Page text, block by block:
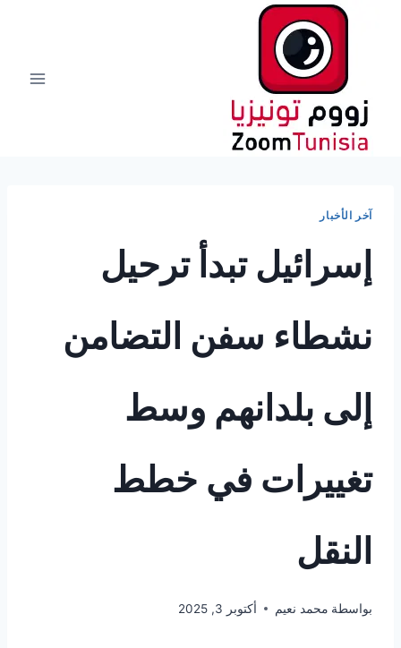
آخر الأخبار
إسرائيل تبدأ ترحيل
نشطاء سفن التضامن
إلى بلدانهم وسط
تغييرات في خطط
النقل
بواسطة محمد نعيم أكتوبر 3, 2025